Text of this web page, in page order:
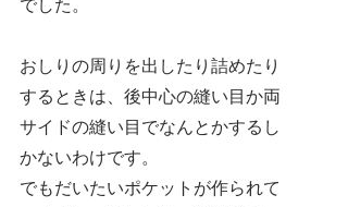
でした。
おしりの周りを出したり詰めたり
するときは、後中心の縫い目か両
サイドの縫い目でなんとかするし
かないわけです。
でもだいたいポケットが作られて